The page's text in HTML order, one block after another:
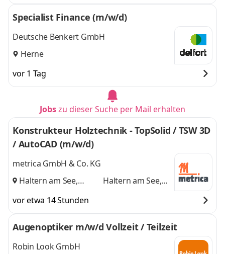
Specialist Finance (m/w/d)
Deutsche Benkert GmbH
Herne
vor 1 Tag
Jobszu dieser Suche per Mail erhalten
Konstrukteur Holztechnik - TopSolid / TSW 3D
/ AutoCAD (m/w/d)
metrica GmbH & Co. KG
Haltern am See,
Haltern am See,
vor etwa 14 Stunden
Augenoptiker m/w/d Vollzeit / Teilzeit
Robin Look GmbH